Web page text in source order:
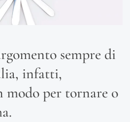
sempre di
infatti,
modo per tornare o